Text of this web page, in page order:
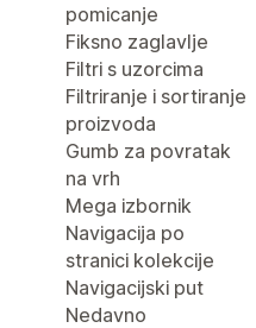
pomicanje
Fiksno zaglavlje
Filtri s uzorcima
Filtriranje i sortiranje
proizvoda
Gumb za povratak
na vrh
Mega izbornik
Navigacija po
stranici kolekcije
Navigacijski put
Nedavno